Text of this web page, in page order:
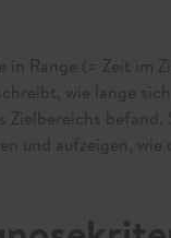
in Range (= Zeit im
wie lange
befand.
und aufzeigen,